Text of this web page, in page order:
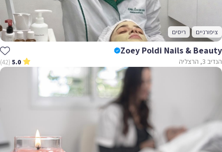
ציפורניים ריסים
Zoey Poldi Nails & Beauty
הנדיב 3, הרצליה 5.0
(42)